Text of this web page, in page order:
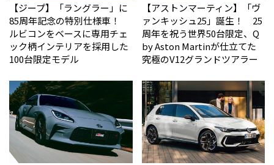
【ジープ】「ラングラー」に
85周年記念の特別仕様車！
ルビコンをベースに専用チェ
ック柄インテリアを採用した
100台限定モデル
【アストンマーティン】「ヴ
ァンキッシュ25」誕生！ 25
周年を祝う世界50台限定、Q
by Aston Martinが仕立てた
究極のV12グランドツアラー